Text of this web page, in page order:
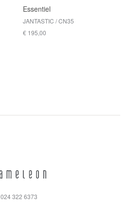
Essentiel
JANTASTIC / CN35
€ 195,00
024 322 6373